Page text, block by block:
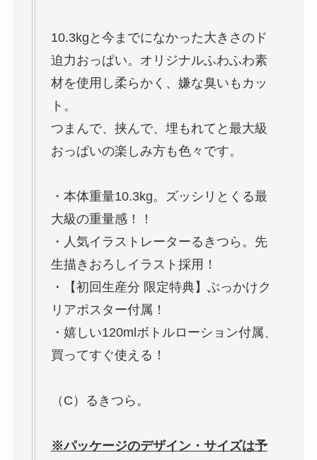
10.3kgと今までになかった大きさのド
迫力おっぱい。オリジナルふわふわ素
材を使用し柔らかく、嫌な臭いもカッ
ト。
つまんで、挟んで、埋もれてと最大級
おっぱいの楽しみ方も色々です。
・本体重量10.3kg。ズッシリとくる最
大級の重量感！！
・人気イラストレーターるきつら。先
生描きおろしイラスト採用！
・【初回生産分 限定特典】ぶっかけク
リアポスター付属！
・嬉しい120mlボトルローション付属、
買ってすぐ使える！
（C）るきつら。
※パッケージのデザイン・サイズは予